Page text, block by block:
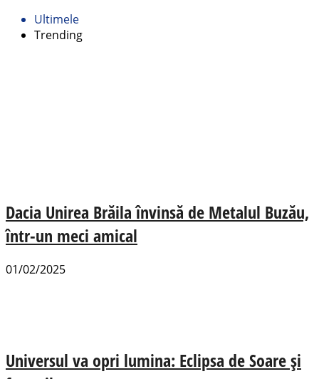
Ultimele
Trending
Dacia Unirea Brăila învinsă de Metalul Buzău,
într-un meci amical
01/02/2025
Universul va opri lumina: Eclipsa de Soare și